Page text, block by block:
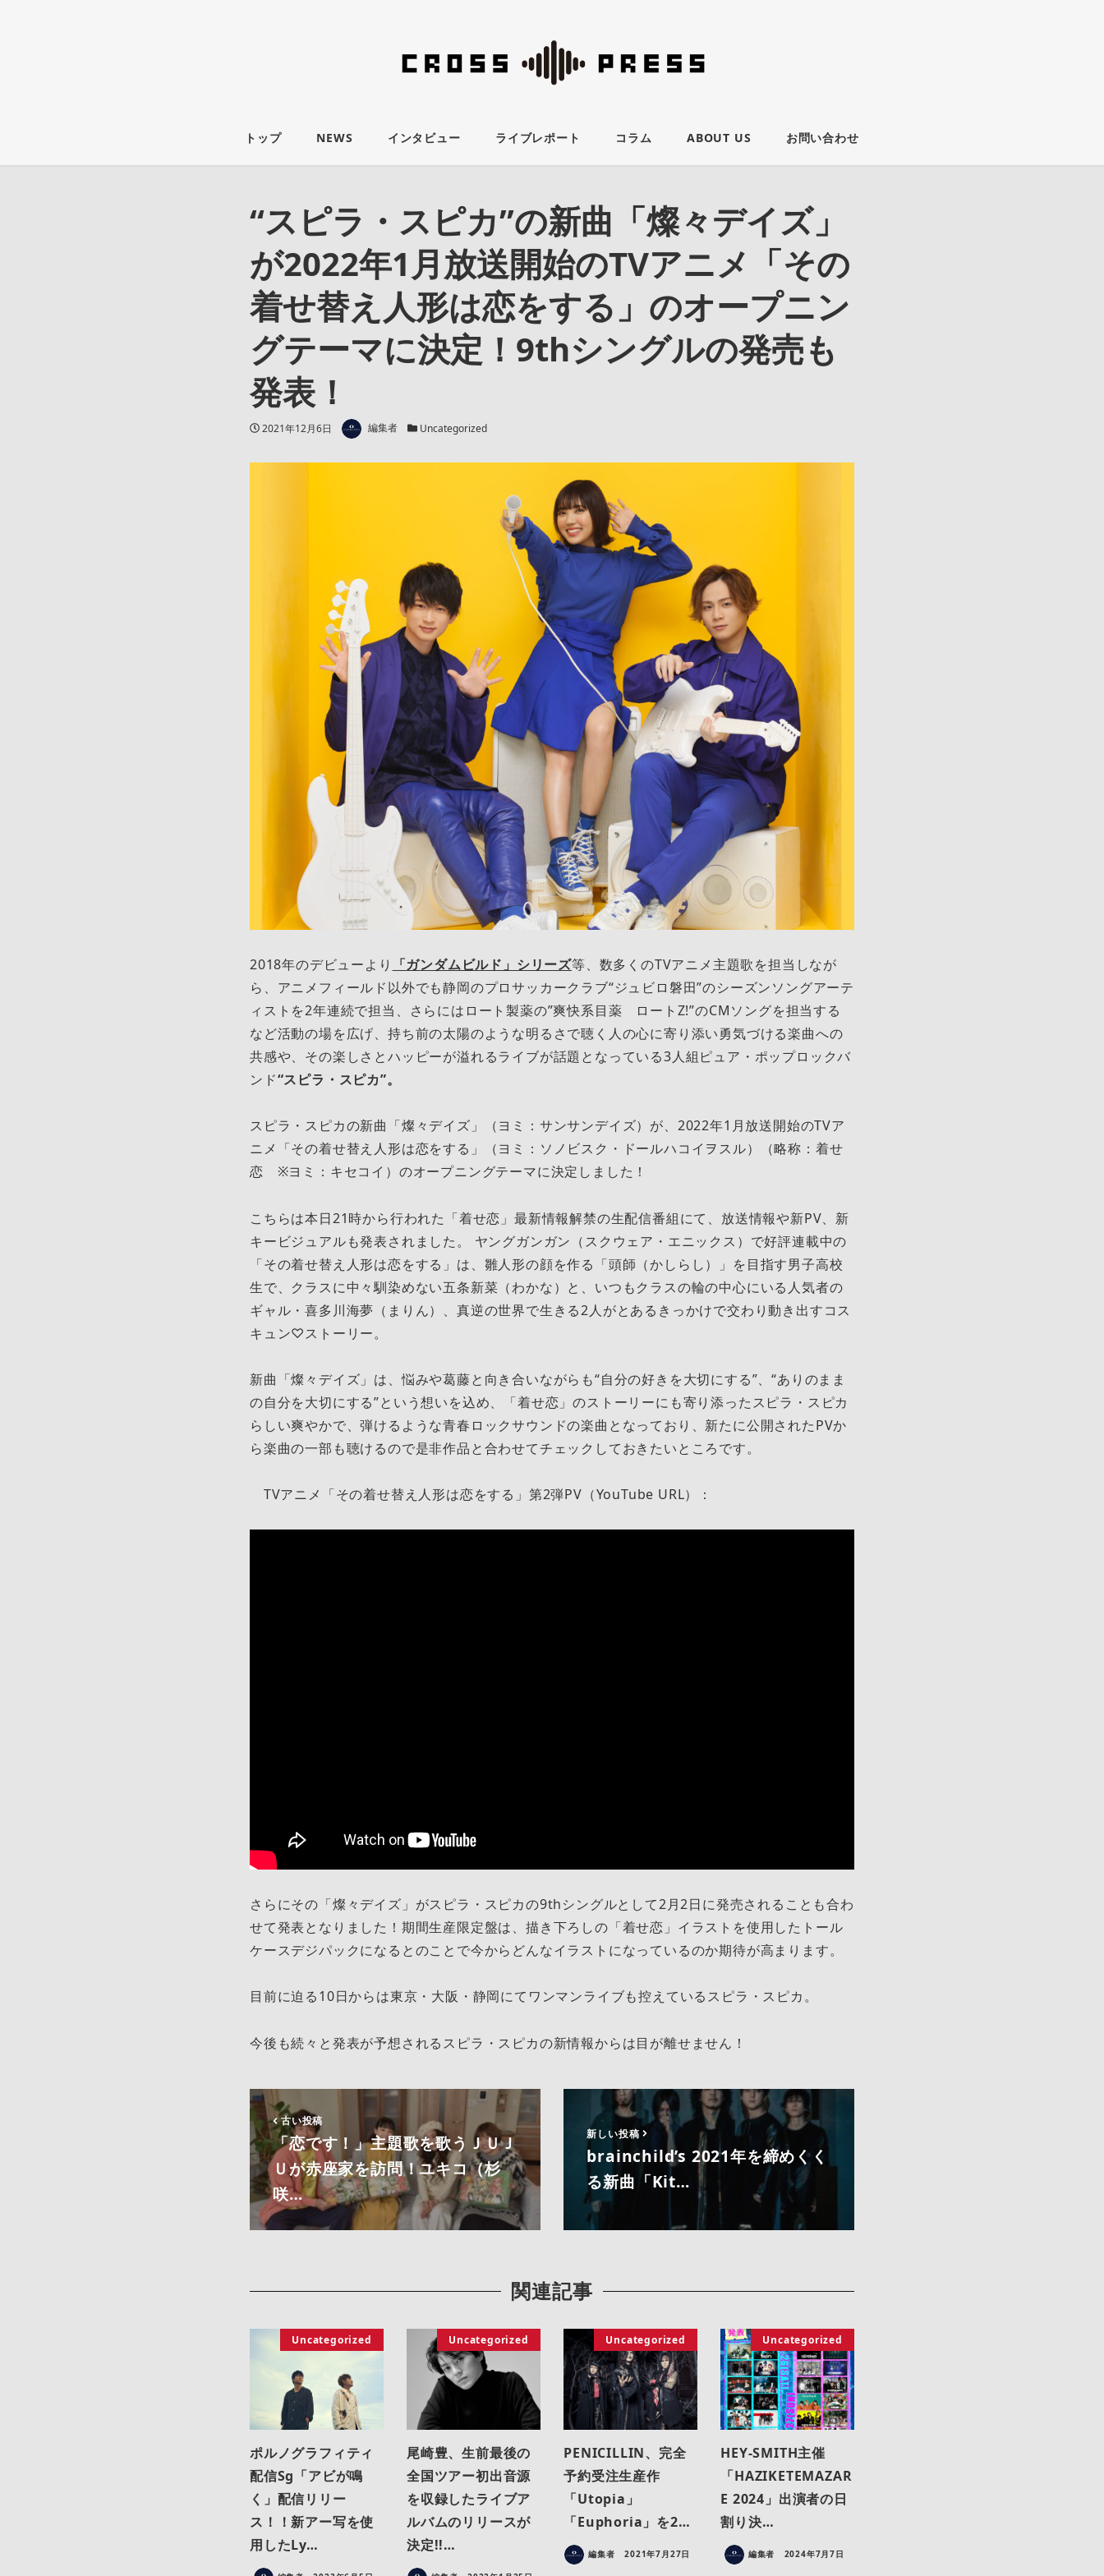
トップ NEWS インタビュー ライブレポート コラム ABOUT US お問い合わせ
“スピラ・スピカ”の新曲「燦々デイズ」
が2022年1月放送開始のTVアニメ「その
着せ替え人形は恋をする」のオープニン
グテーマに決定！9thシングルの発売も
発表！
投稿日
2021年12月6日 著者 編集者 カテゴリー
Uncategorized
2018年のデビューより 「ガンダムビルド」シリーズ等、数多くのTVアニメ主題歌を担当しなが
ら、アニメフィールド以外でも静岡のプロサッカークラブ“ジュビロ磐田”のシーズンソングアーテ
ィストを2年連続で担当、さらにはロート製薬の”爽快系目薬 ロートZ!”のCMソングを担当する
など活動の場を広げ、持ち前の太陽のような明るさで聴く人の心に寄り添い勇気づける楽曲への
共感や、その楽しさとハッピーが溢れるライブが話題となっている3人組ピュア・ポップロックバ
ンド“スピラ・スピカ”。
スピラ・スピカの新曲「燦々デイズ」（ヨミ：サンサンデイズ）が、2022年1月放送開始のTVア
ニメ「その着せ替え人形は恋をする」（ヨミ：ソノビスク・ドールハコイヲスル）（略称：着せ
恋 ※ヨミ：キセコイ）のオープニングテーマに決定しました！
こちらは本日21時から行われた「着せ恋」最新情報解禁の生配信番組にて、放送情報や新PV、新
キービジュアルも発表されました。 ヤングガンガン（スクウェア・エニックス）で好評連載中の
「その着せ替え人形は恋をする」は、雛人形の顔を作る「頭師（かしらし）」を目指す男子高校
生で、クラスに中々馴染めない五条新菜（わかな）と、いつもクラスの輪の中心にいる人気者の
ギャル・喜多川海夢（まりん）、真逆の世界で生きる2人がとあるきっかけで交わり動き出すコス
キュン♡ストーリー。
新曲「燦々デイズ」は、悩みや葛藤と向き合いながらも“自分の好きを大切にする”、“ありのまま
の自分を大切にする”という想いを込め、「着せ恋」のストーリーにも寄り添ったスピラ・スピカ
らしい爽やかで、弾けるような青春ロックサウンドの楽曲となっており、新たに公開されたPVか
ら楽曲の一部も聴けるので是非作品と合わせてチェックしておきたいところです。
TVアニメ「その着せ替え人形は恋をする」第2弾PV（YouTube URL）：
さらにその「燦々デイズ」がスピラ・スピカの9thシングルとして2月2日に発売されることも合わ
せて発表となりました！期間生産限定盤は、描き下ろしの「着せ恋」イラストを使用したトール
ケースデジパックになるとのことで今からどんなイラストになっているのか期待が高まります。
目前に迫る10日からは東京・大阪・静岡にてワンマンライブも控えているスピラ・スピカ。
今後も続々と発表が予想されるスピラ・スピカの新情報からは目が離せません！
古い投稿
「恋です！」主題歌を歌うＪＵＪ
Ｕが赤座家を訪問！ユキコ（杉
咲…
新しい投稿
brainchild’s 2021年を締めくく
る新曲「Kit…
関連記事
Uncategorized
ポルノグラフィティ
配信Sg「アビが鳴
く」配信リリー
ス！！新アー写を使
用したLy…
Uncategorized
尾崎豊、生前最後の
全国ツアー初出音源
を収録したライブア
ルバムのリリースが
決定!!…
Uncategorized
PENICILLIN、完全
予約受注生産作
「Utopia」
「Euphoria」を2…
編集者 2021年7月27日
Uncategorized
HEY-SMITH主催
「HAZIKETEMAZAR
E 2024」出演者の日
割り決…
編集者 2024年7月7日